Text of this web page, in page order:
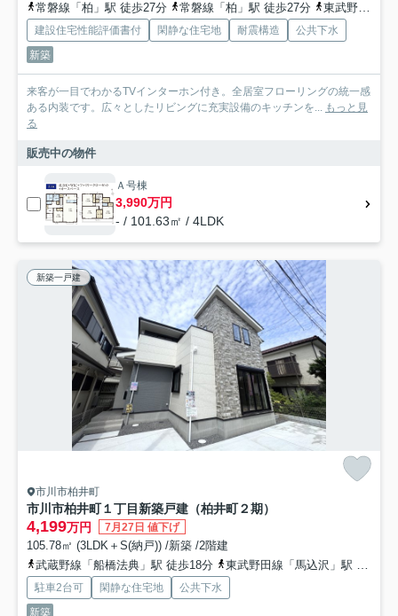
常磐線「柏」駅 徒歩27分
常磐線「柏」駅 徒歩27分 東武野田線「新柏」駅 徒歩35分
建設住宅性能評価書付 閑静な住宅地 耐震構造
公共下水
新築
来客が一目でわかるTVインターホン付き。全居室フローリングの統一感
ある内装です。広々としたリビングに充実設備のキッチンを... もっと見
る
販売中の物件
Ａ号棟
3,990万円
- / 101.63㎡ / 4LDK
新築一戸建
市川市柏井町
市川市柏井町１丁目新築戸建（柏井町２期）
4,199万円 7月27日 値下げ
105.78㎡ (3LDK＋S(納戸)) /新築 /2階建
武蔵野線「船橋法典」駅 徒歩18分
東武野田線「馬込沢」駅 徒歩33分
駐車2台可 閑静な住宅地
公共下水
新築